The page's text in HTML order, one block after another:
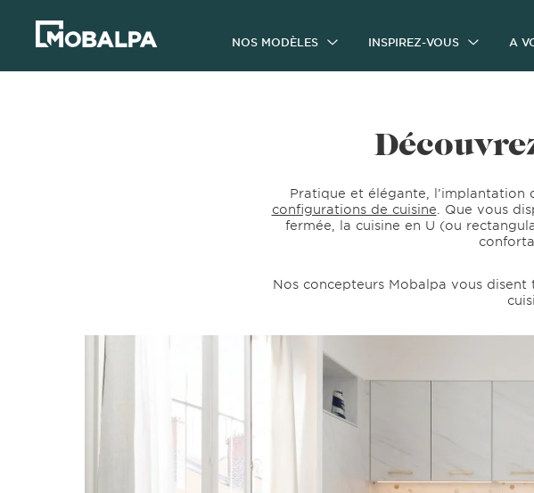
NOS MODÈLES INSPIREZ-VOUS A
Pratique et élégante, l’implantation
configurations de cuisine . Que vous
fermée, la cuisine en U (ou
Nos concepteurs Mobalpa vous